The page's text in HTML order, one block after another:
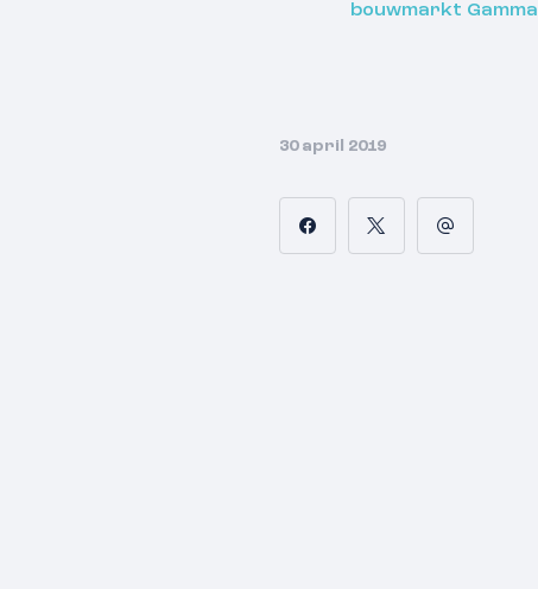
bouwmarkt Gamma
30 april 2019